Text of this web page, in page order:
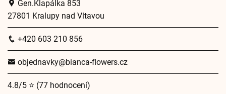
Gen.Klapálka 853
27801 Kralupy nad Vltavou
+420 603 210 856
objednavky@bianca-flowers.cz
4.8/5 ⭐ (77 hodnocení)